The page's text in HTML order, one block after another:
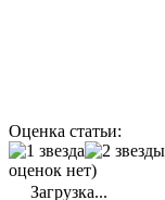
Оценка статьи:
оценок нет)
Загрузка...